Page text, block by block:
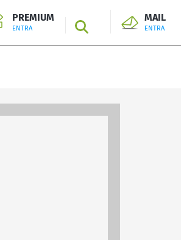
PREMIUM
ENTRA SEARCH
MAIL
ENTRA